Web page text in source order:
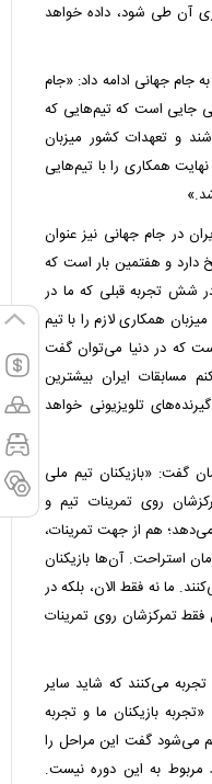
آن طی شود، داده خواهد
جام جهانی ادامه داد: «جام
جایی است که تیم‌هایی که
و تعهدات کشور میزبان
همکاری را با تیم‌هایی
در جام جهانی نیز عنوان
ایران ۱۰۰ سال تاریخ دارد و هفتمین بار است که
شش تجربه قبلی که ما در
همکاری لازم را با تیم
که در دنیا می‌توان گفت
مسابقات ایران بیشترین
تلویزیونی خواهد
گفت: «بازیکنان تیم ملی
روی تمرینات تیم و
هم از جهت تمرینات،
استراحت. آن‌ها بازیکنان
ما نه فقط الان، بلکه در
تمرکزشان روی تمرینات
تجربه می‌کنند که شاید سایر
بازیکنان ما و تجربه
می‌شود گفت این مراحل را
مربوط به این دوره نیست.